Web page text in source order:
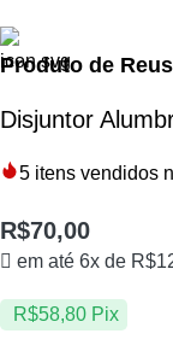
Produto de
Disjuntor
5 itens vendidos
R$70,00
em até 6x de R$
R$58,80 Pix